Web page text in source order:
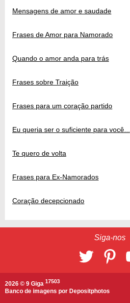
Mensagens de amor e saudade
Frases de Amor para Namorado
Quando o amor anda para trás
Frases sobre Traição
Frases para um coração partido
Eu queria ser o suficiente para você...
Te quero de volta
Frases para Ex-Namorados
Coração decepcionado
Siga-nos
2026 © 9 Giga 17503
Banco de imagens por Depositphotos